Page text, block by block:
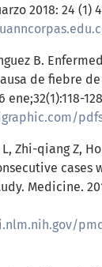
2018: 24 (1)
B.
de fiebre
ene;32(1):118-
pdfs/
L, Zhi-qiang Z,
cases
Medicine.